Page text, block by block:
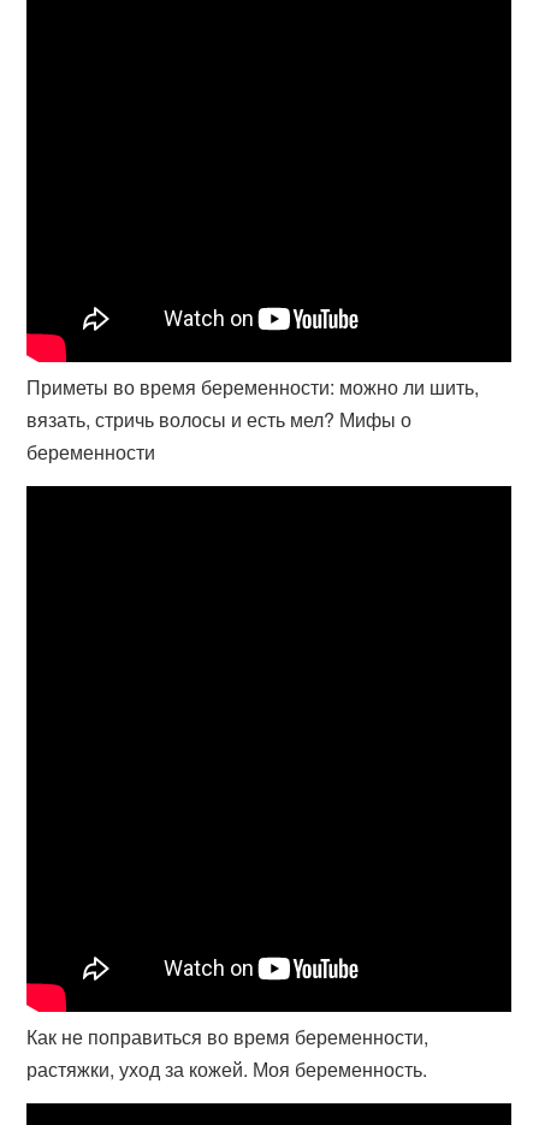
Приметы во время беременности: можно ли шить,
вязать, стричь волосы и есть мел? Мифы о
беременности
Как не поправиться во время беременности,
растяжки, уход за кожей. Моя беременность.